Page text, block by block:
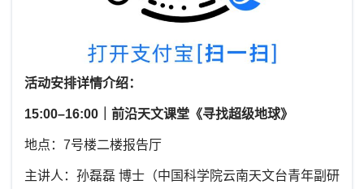
活动安排详情介绍：
15:00–16:00｜前沿天文课堂《寻找超级地球》
地点：7号楼二楼报告厅
主讲人：孙磊磊 博士（中国科学院云南天文台青年副研